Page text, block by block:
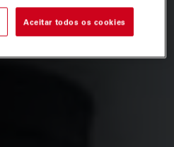
Aceitar todos os cookies